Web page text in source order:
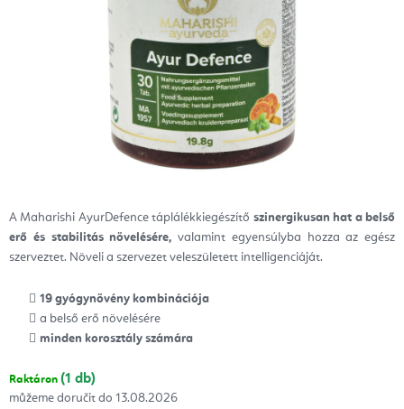
A Maharishi AyurDefence táplálékkiegészítő szinergikusan hat a belső
erő és stabilitás növelésére, valamint egyensúlyba hozza az egész
szerveztet. Növeli a szervezet veleszületett intelligenciáját.
19 gyógynövény kombinációja
a belső erő növelésére
minden korosztály számára
Raktáron (1 db)
13.08.2026